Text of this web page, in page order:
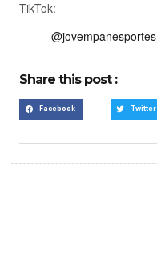
TikTok:
@jovempanesportes
Share this post :
Facebook Twitter